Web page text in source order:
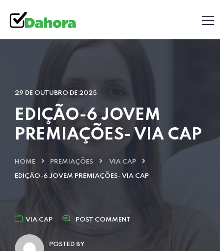
29 DE OUTUBRO DE 2025
EDIÇÃO-6 JOVEM
PREMIAÇÕES- VIA CAP
HOME PREMIAÇÕES VIA CAP
EDIÇÃO-6 JOVEM PREMIAÇÕES- VIA CAP
VIA CAP POST COMMENT
POSTED BY